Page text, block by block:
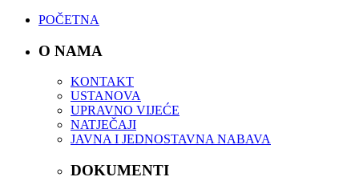
POČETNA
O NAMA
KONTAKT
USTANOVA
UPRAVNO VIJEĆE
NATJEČAJI
JAVNA I JEDNOSTAVNA NABAVA
DOKUMENTI